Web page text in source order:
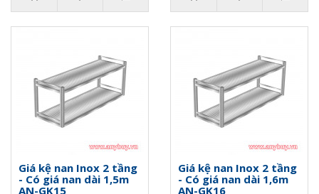
Giá kệ nan Inox 2 tầng
- Có giá nan dài 1,5m
AN-GK15
Giá kệ nan Inox 2 tầng
- Có giá nan dài 1,6m
AN-GK16